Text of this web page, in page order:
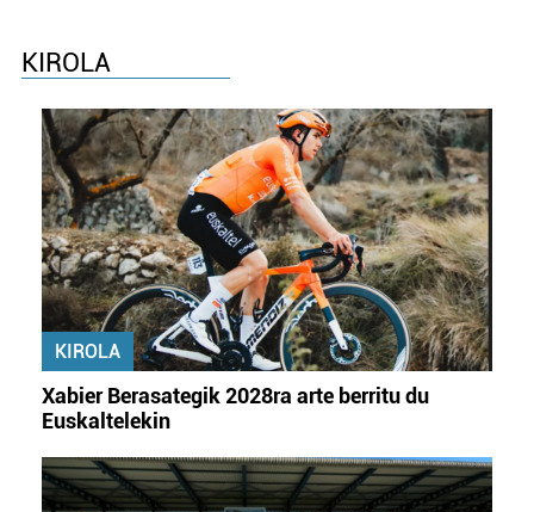
KIROLA
KIROLA
Xabier Berasategik 2028ra arte berritu du
Euskaltelekin